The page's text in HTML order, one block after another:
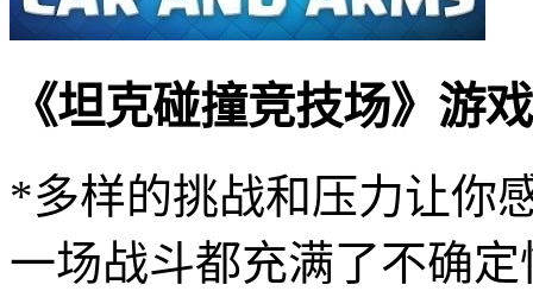
《坦克碰撞竞技场》游
*多样的挑战和压力让你
一场战斗都充满了不确